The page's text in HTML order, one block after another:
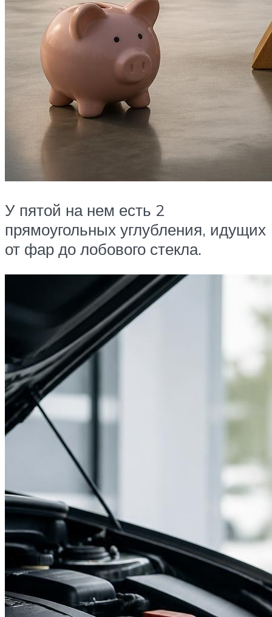
У пятой на нем есть 2
прямоугольных углубления, идущих
от фар до лобового стекла.